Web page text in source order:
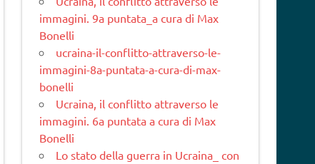
immagini. 9a puntata_a cura di Max
Bonelli
ucraina-il-conflitto-attraverso-le-
immagini-8a-puntata-a-cura-di-max-
bonelli
Ucraina, il conflitto attraverso le
immagini. 6a puntata a cura di Max
Bonelli
Lo stato della guerra in Ucraina_ con